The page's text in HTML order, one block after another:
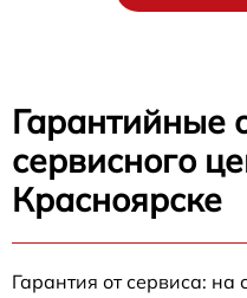
Гарантийные
сервисного
Красноярске
Гарантия от сервиса: